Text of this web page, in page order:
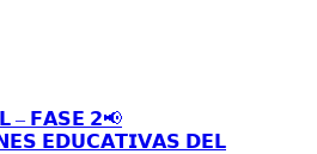
𝗙𝗔𝗦𝗘 𝟮📢
𝗘𝗗𝗨𝗖𝗔𝗧𝗜𝗩𝗔𝗦 𝗗𝗘𝗟